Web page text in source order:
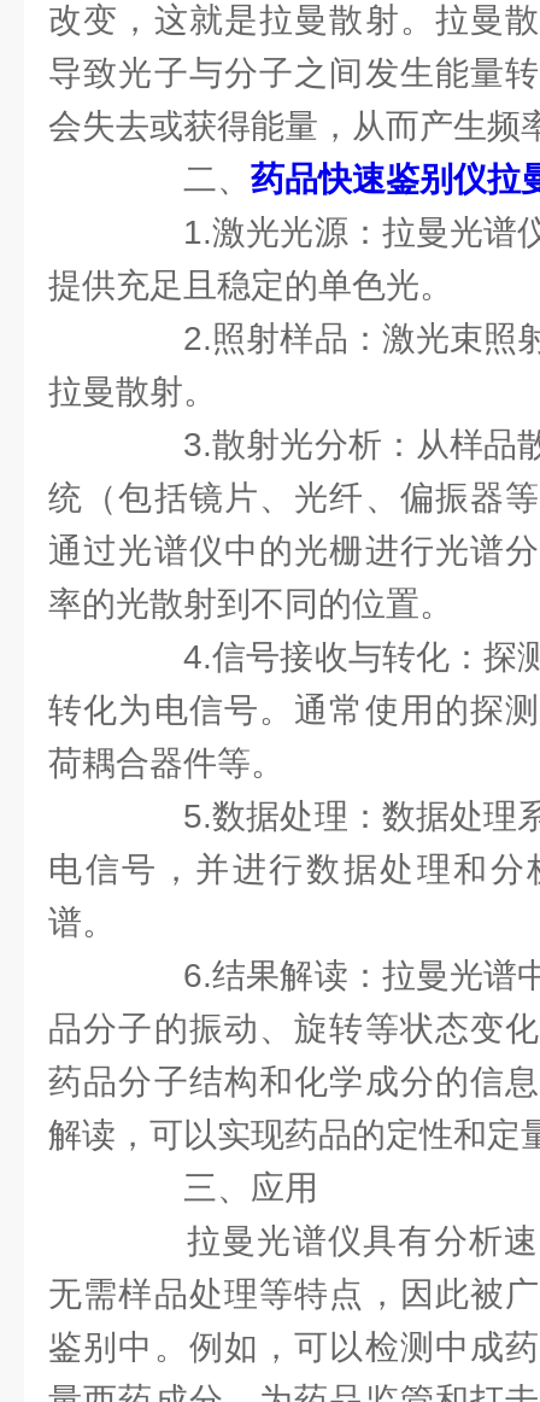
改变，这就是拉曼散射。拉曼
导致光子与分子之间发生能量
会失去或获得能量，从而产生频
二、 药品快速鉴别仪拉
1.激光光源：拉曼光谱
提供充足且稳定的单色光。
2.照射样品：激光束照
拉曼散射。
3.散射光分析：从样品
统（包括镜片、光纤、偏振器
通过光谱仪中的光栅进行光谱
率的光散射到不同的位置。
4.信号接收与转化：探
转化为电信号。通常使用的探
荷耦合器件等。
5.数据处理：数据处理
电信号，并进行数据处理和
谱。
6.结果解读：拉曼光谱
品分子的振动、旋转等状态变
药品分子结构和化学成分的信
解读，可以实现药品的定性和定
三、应用
拉曼光谱仪具有分析速
无需样品处理等特点，因此被
鉴别中。例如，可以检测中成